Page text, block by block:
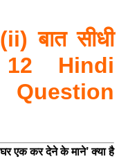
बात सीधी
Hindi
एक कर देने के माने’ क्या है